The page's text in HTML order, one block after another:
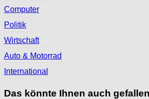
Computer
Politik
Wirtschaft
Auto & Motorrad
International
Das könnte Ihnen auch gefallen